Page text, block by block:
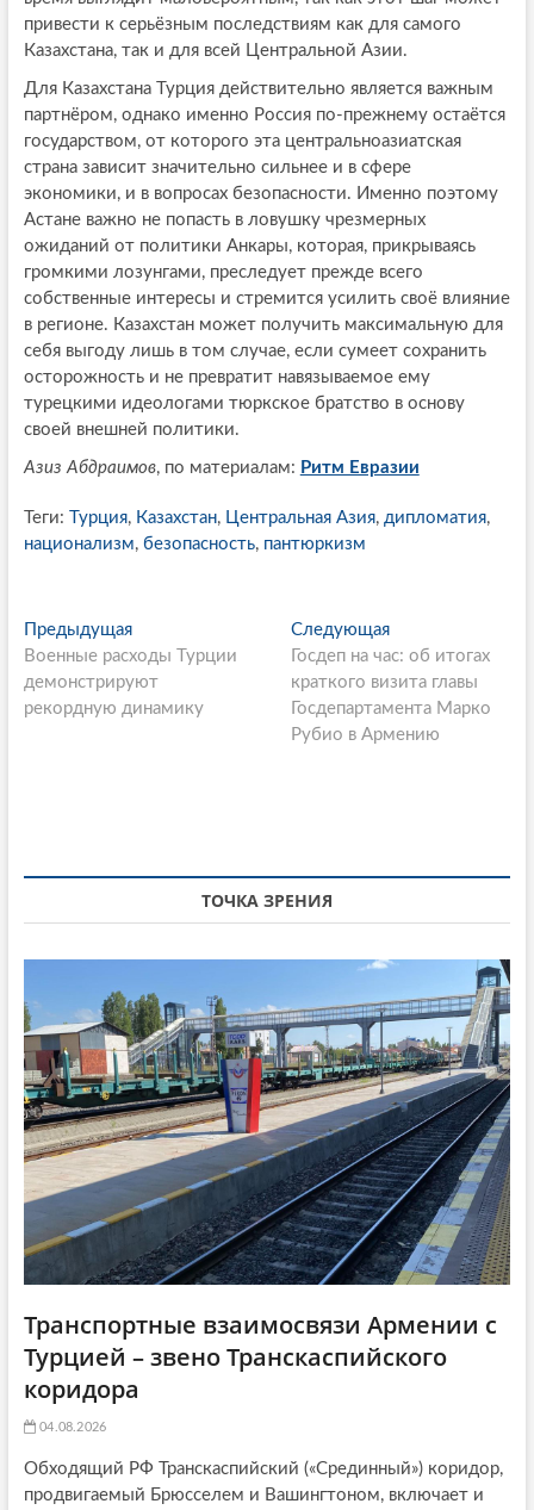
привести к серьёзным последствиям как для самого
Казахстана, так и для всей Центральной Азии.
Для Казахстана Турция действительно является важным
партнёром, однако именно Россия по-прежнему остаётся
государством, от которого эта центральноазиатская
страна зависит значительно сильнее и в сфере
экономики, и в вопросах безопасности. Именно поэтому
Астане важно не попасть в ловушку чрезмерных
ожиданий от политики Анкары, которая, прикрываясь
громкими лозунгами, преследует прежде всего
собственные интересы и стремится усилить своё влияние
в регионе. Казахстан может получить максимальную для
себя выгоду лишь в том случае, если сумеет сохранить
осторожность и не превратит навязываемое ему
турецкими идеологами тюркское братство в основу
своей внешней политики.
Азиз Абдраимов, по материалам: Ритм Евразии
Теги: Турция, Казахстан, Центральная Азия, дипломатия,
национализм, безопасность, пантюркизм
P
o
s
v
t
i
o
n
ПредыдущаяП
р
е
д
т
ь
я
:
Военные расходы Турции
демонстрируют
рекордную динамику
Следующая
л
е
д
у
а
я
:
Госдеп на час: об итогах
краткого визита главы
Госдепартамента Марко
Рубио в Армению
ТОЧКА ЗРЕНИЯ
Транспортные взаимосвязи Армении с
Турцией – звено Транскаспийского
коридора
04.08.2026
Обходящий РФ Транскаспийский («Срединный») коридор,
продвигаемый Брюсселем и Вашингтоном, включает и